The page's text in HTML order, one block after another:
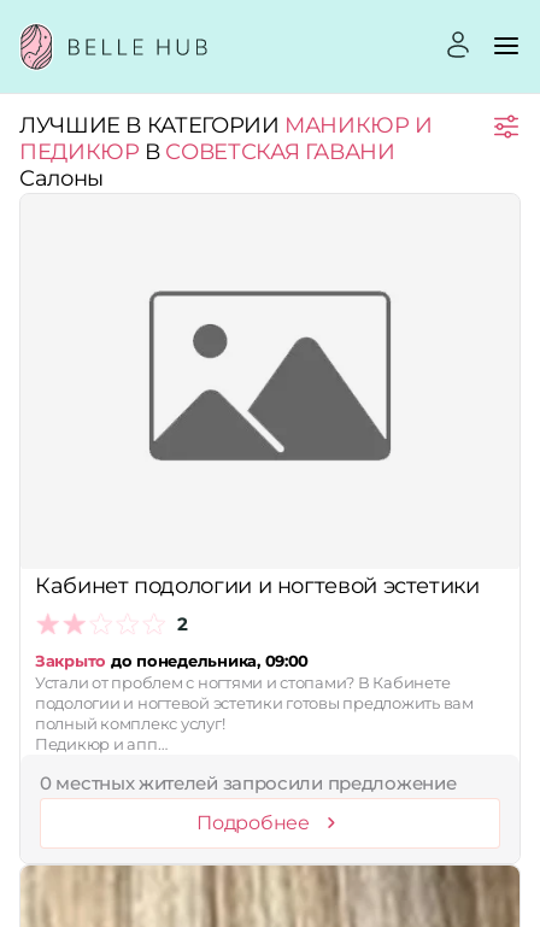
Город:
Принимает сертификаты
Сбросить
ЛУЧШИЕ В КАТЕГОРИИ МАНИКЮР И
ПЕДИКЮР В СОВЕТСКАЯ ГАВАНИ
Салоны
Кабинет подологии и ногтевой эстетики
2
Закрыто до понедельника, 09:00
Устали от проблем с ногтями и стопами? В Кабинете
подологии и ногтевой эстетики готовы предложить вам
полный комплекс услуг!
Педикюр и апп…
0 местных жителей запросили предложение
Подробнее